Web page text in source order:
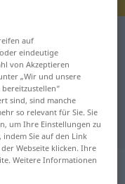
auf
eindeutige
von Akzeptieren
„Wir und unsere
sind, sind manche
so relevant für Sie. Sie
um Ihre Einstellungen zu
Sie auf den Link
Webseite klicken. Ihre
Weitere Informationen